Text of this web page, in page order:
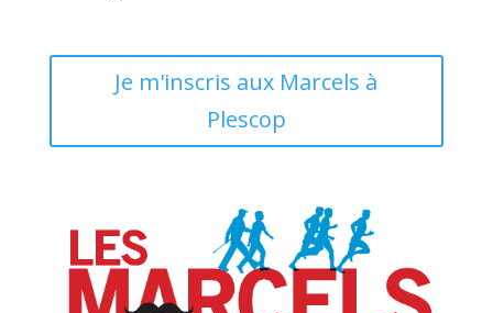
Je m'inscris aux Marcels à
Plescop